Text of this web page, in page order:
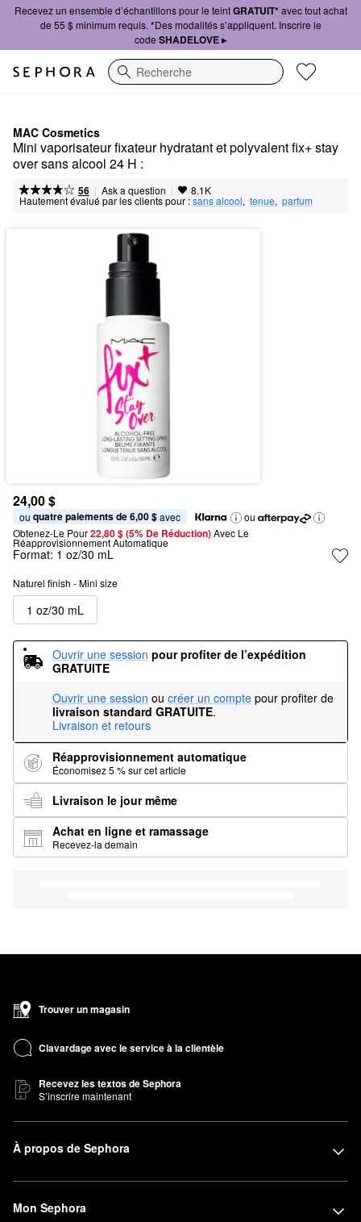
Recevez un ensemble d’échantillons pour le teintGRATUIT*avec tout achat
de 55 $ minimum requis. *Des modalités s’appliquent. Inscrire le
code SHADELOVE ▸
Recherche
MAC Cosmetics
Mini vaporisateur fixateur hydratant et polyvalent fix+ stay
over sans alcool 24 H :
56 | Ask a question | 8.1K
Hautement évalué par les clients pour :sans alcool, tenue, parfum
24,00 $
ou quatre paiements de 6,00 $ avec
ou
Obtenez-Le Pour22,80 $ (5% De Réduction) Avec Le
Réapprovisionnement Automatique
Format: 1 oz/30 mL
Naturel finish - Mini size
1 oz/30 mL
Ouvrir une session pour profiter de l’expédition
GRATUITE
Ouvrir une session ou créer un compte pour profiter de
livraison standard GRATUITE.
Livraison et retours
Réapprovisionnement automatique
Économisez 5 % sur cet article
Livraison le jour même
Achat en ligne et ramassage
Recevez-la demain
Trouver un magasin
Clavardage avec le service à la clientèle
Recevez les textos de Sephora
S’inscrire maintenant
À propos de Sephora
Mon Sephora